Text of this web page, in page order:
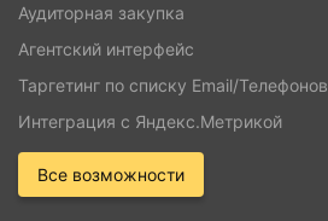
Аудиторная закупка
Агентский интерфейс
Таргетинг по списку Email/Телефонов
Интеграция с Яндекс.Метрикой
Все возможности